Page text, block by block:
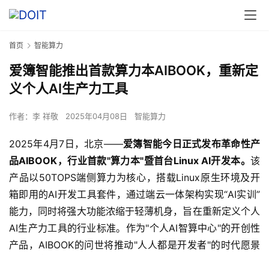
首页 智能算力
爱簿智能推出首款算力本AIBOOK，重新定
义个人AI生产力工具
作者： 李 祥敬 2025年04月08日 智能算力
2025年4月7日，北京——爱簿智能今日正式发布革命性产
品AIBOOK，行业首款"算力本"暨首台Linux AI开发本。 该
产品以50TOPS端侧算力为核心，搭载Linux原生环境及开
箱即用的AI开发工具套件，通过端云一体架构实现“AI实训”
能力，同时将强大功能浓缩于轻薄机身，旨在重新定义个人
AI生产力工具的行业标准。作为"个人AI智算中心"的开创性
产品，AIBOOK的问世将推动"人人都是开发者"的时代愿景